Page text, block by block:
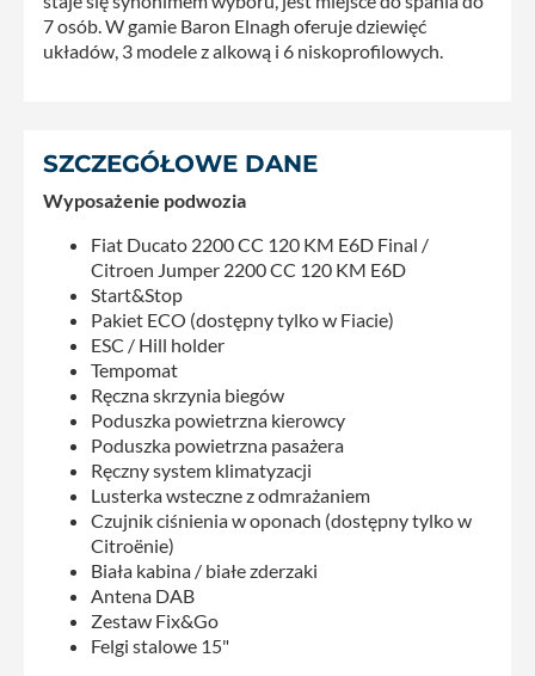
7 osób. W gamie Baron Elnagh oferuje dziewięć
układów, 3 modele z alkową i 6 niskoprofilowych.
SZCZEGÓŁOWE DANE
Wyposażenie podwozia
Fiat Ducato 2200 CC 120 KM E6D Final /
Citroen Jumper 2200 CC 120 KM E6D
Start&Stop
Pakiet ECO (dostępny tylko w Fiacie)
ESC / Hill holder
Tempomat
Ręczna skrzynia biegów
Poduszka powietrzna kierowcy
Poduszka powietrzna pasażera
Ręczny system klimatyzacji
Lusterka wsteczne z odmrażaniem
Czujnik ciśnienia w oponach (dostępny tylko w
Citroënie)
Biała kabina / białe zderzaki
Antena DAB
Zestaw Fix&Go
Felgi stalowe 15"